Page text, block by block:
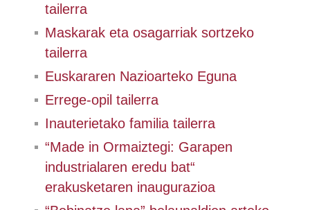
tailerra
Maskarak eta osagarriak sortzeko
tailerra
Euskararen Nazioarteko Eguna
Errege-opil tailerra
Inauterietako familia tailerra
“Made in Ormaiztegi: Garapen
industrialaren eredu bat“
erakusketaren inaugurazioa